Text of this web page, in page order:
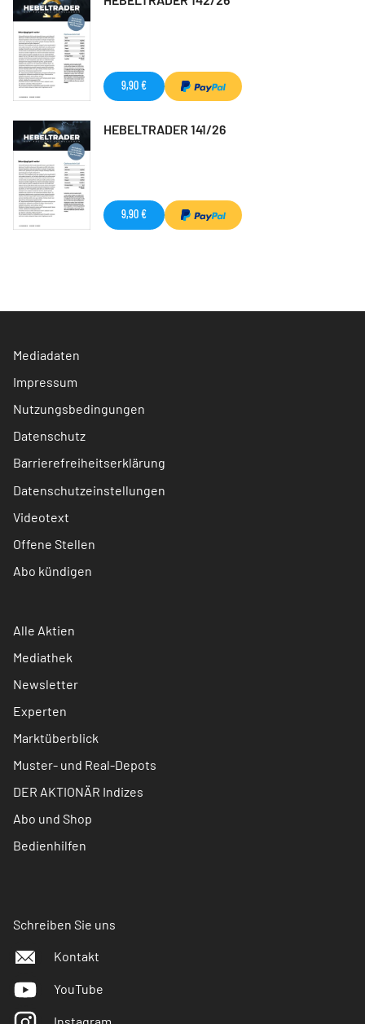
9,90 €
HEBELTRADER 141/26
9,90 €
Mediadaten
Impressum
Nutzungsbedingungen
Datenschutz
Barrierefreiheitserklärung
Datenschutzeinstellungen
Videotext
Offene Stellen
Abo kündigen
Alle Aktien
Mediathek
Newsletter
Experten
Marktüberblick
Muster- und Real-Depots
DER AKTIONÄR Indizes
Abo und Shop
Bedienhilfen
Schreiben Sie uns
Kontakt
YouTube